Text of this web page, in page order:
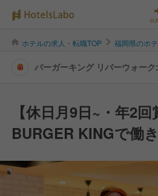
ロ
ホテルの求人・転職TOP 福岡県のホ
バーガーキング リバーウォー
【休日月9日~・年2回
BURGER KINGで働